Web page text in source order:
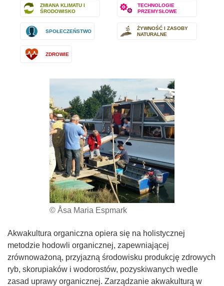
ZMIANA KLIMATU I
ŚRODOWISKO
TECHNOLOGIE
PRZEMYSŁOWE
SPOŁECZEŃSTWO
ŻYWNOŚĆ I ZASOBY
NATURALNE
ZDROWIE
© Åsa Maria Espmark
Akwakultura organiczna opiera się na holistycznej
metodzie hodowli organicznej, zapewniającej
zrównoważoną, przyjazną środowisku produkcję zdrowych
ryb, skorupiaków i wodorostów, pozyskiwanych wedle
zasad uprawy organicznej. Zarządzanie akwakulturą w